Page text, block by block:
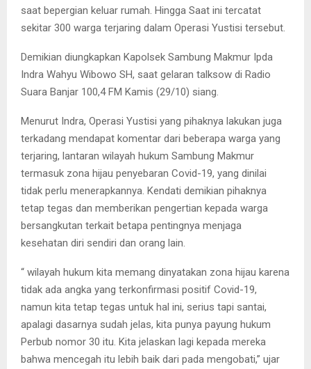
saat bepergian keluar rumah. Hingga Saat ini tercatat
sekitar 300 warga terjaring dalam Operasi Yustisi tersebut.
Demikian diungkapkan Kapolsek Sambung Makmur Ipda
Indra Wahyu Wibowo SH, saat gelaran talksow di Radio
Suara Banjar 100,4 FM Kamis (29/10) siang.
Menurut Indra, Operasi Yustisi yang pihaknya lakukan juga
terkadang mendapat komentar dari beberapa warga yang
terjaring, lantaran wilayah hukum Sambung Makmur
termasuk zona hijau penyebaran Covid-19, yang dinilai
tidak perlu menerapkannya. Kendati demikian pihaknya
tetap tegas dan memberikan pengertian kepada warga
bersangkutan terkait betapa pentingnya menjaga
kesehatan diri sendiri dan orang lain.
“ wilayah hukum kita memang dinyatakan zona hijau karena
tidak ada angka yang terkonfirmasi positif Covid-19,
namun kita tetap tegas untuk hal ini, serius tapi santai,
apalagi dasarnya sudah jelas, kita punya payung hukum
Perbub nomor 30 itu. Kita jelaskan lagi kepada mereka
bahwa mencegah itu lebih baik dari pada mengobati,” ujar